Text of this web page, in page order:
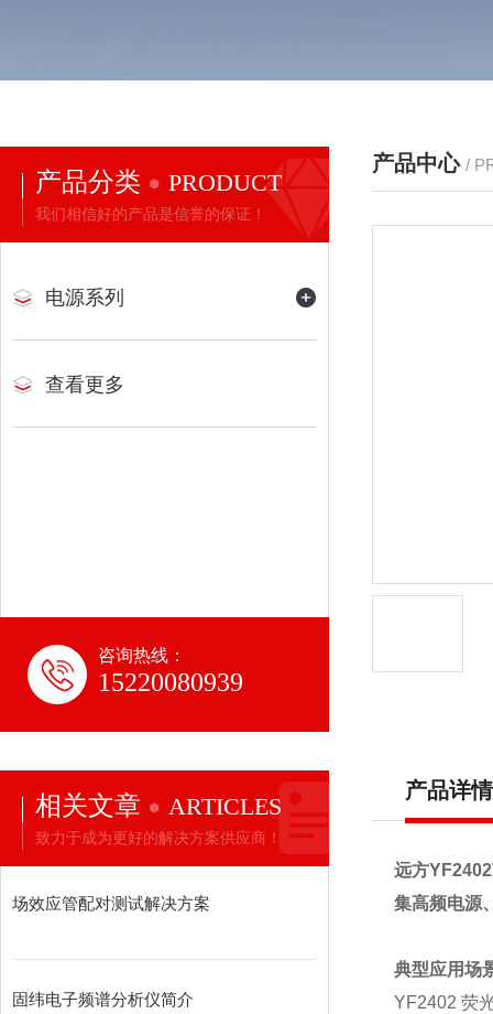
产品分类 PRODUCT
我们相信好的产品是信誉的保证！
电源系列
查看更多
咨询热线：
15220080939
相关文章 ARTICLES
致力于成为更好的解决方案供应商！
场效应管配对测试解决方案
固纬电子频谱分析仪简介
产品中心 /
产品详情
远方YF2402
集高频电源
典型应用场
YF2402 荧